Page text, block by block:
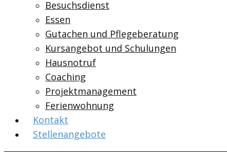
Besuchsdienst
Essen
Gutachen und Pflegeberatung
Kursangebot und Schulungen
Hausnotruf
Coaching
Projektmanagement
Ferienwohnung
Kontakt
Stellenangebote